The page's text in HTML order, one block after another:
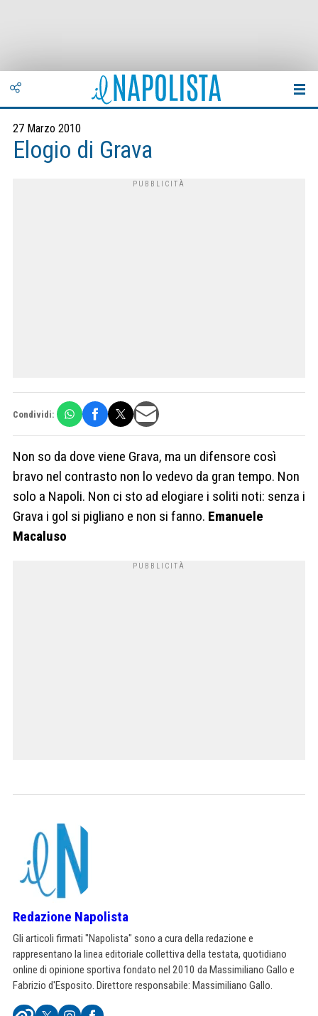
27 Marzo 2010
Elogio di Grava
Condividi:
Non so da dove viene Grava, ma un difensore così
bravo nel contrasto non lo vedevo da gran tempo. Non
solo a Napoli. Non ci sto ad elogiare i soliti noti: senza i
Grava i gol si pigliano e non si fanno. Emanuele
Macaluso
Redazione Napolista
Gli articoli firmati "Napolista" sono a cura della redazione e
rappresentano la linea editoriale collettiva della testata, quotidiano
online di opinione sportiva fondato nel 2010 da Massimiliano Gallo e
Fabrizio d'Esposito. Direttore responsabile: Massimiliano Gallo.